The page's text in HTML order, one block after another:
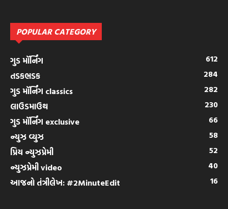
POPULAR CATEGORY
ગુડ મૉર્નિંગ
612
તડકભડક
284
ગુડ મૉર્નિંગ classics
282
લાઉડમાઉથ
230
ગુડ મૉર્નિંગ exclusive
66
ન્યુઝ વ્યુઝ
58
પ્રિય ન્યુઝપ્રેમી
52
ન્યુઝપ્રેમી video
40
આજનો તંત્રીલેખ: #2MinuteEdit
16